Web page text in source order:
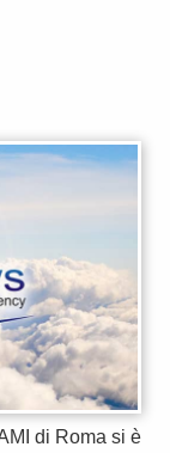
di Roma si è